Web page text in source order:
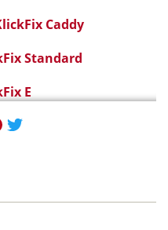
Caddy
Standard
E